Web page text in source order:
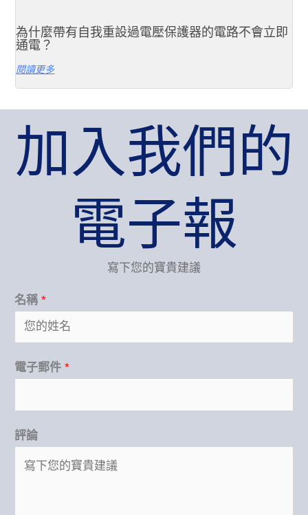
為什麼帶有自我重設過電壓保護器的電路不會立即
通電？
閱讀更多
加入我們的
電子報
寫下您的寶貴建議
名稱 *
自
訂
碼
名
電子郵件 *
評論